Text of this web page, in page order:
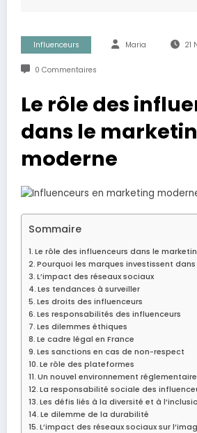
Influenceurs Maria 21
0 Commentaires
Le rôle des
dans le
moderne
Sommaire
Le rôle des influenceurs dans le
Pourquoi les marques investissent dans
L’impact des réseaux sociaux
Les tendances à surveiller
Les droits des influenceurs
Les responsabilités des influenceurs
Les dilemmes éthiques
Le cadre légal en France
Les sanctions en cas de non-respect
Le rôle des plateformes
Un nouvel environnement réglementaire
La responsabilité sociale des
Les défis liés à la diversité et à
Le dilemme de la durabilité
L’impact des réseaux sociaux sur